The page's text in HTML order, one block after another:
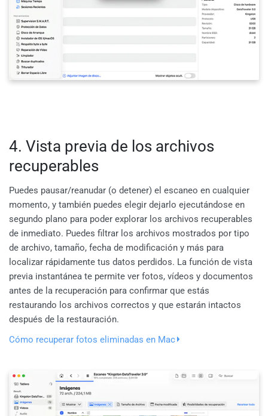
4. Vista previa de los archivos
recuperables
Puedes pausar/reanudar (o detener) el escaneo en cualquier
momento, y también puedes elegir dejarlo ejecutándose en
segundo plano para poder explorar los archivos recuperables
de inmediato. Puedes filtrar los archivos mostrados por tipo
de archivo, tamaño, fecha de modificación y más para
localizar rápidamente tus datos perdidos. La función de vista
previa instantánea te permite ver fotos, vídeos y documentos
antes de la recuperación para confirmar que estás
restaurando los archivos correctos y que estarán intactos
después de la restauración.
Cómo recuperar fotos eliminadas en Mac